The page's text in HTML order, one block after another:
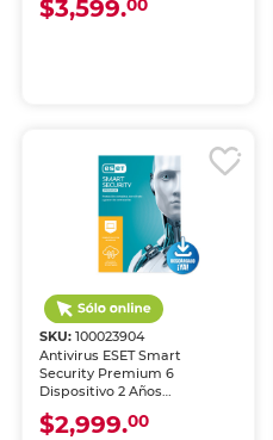
$3,599.00
SKU:100023904
Antivirus ESET Smart
Security Premium 6
Dispositivo 2 Años
Descargable
$2,999.00